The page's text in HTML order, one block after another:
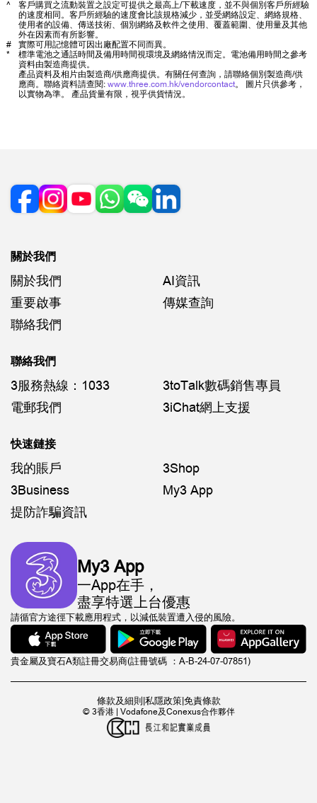
^
客戶購買之流動裝置之設定可提供之最高上/下載速度，並不與個別客戶所經驗
的速度相同。客戶所經驗的速度會比該規格減少，並受網絡設定、網絡規格、
使用者的設備、傳送技術、個別網絡及軟件之使用、覆蓋範圍、使用量及其他
外在因素而有所影響。
#
實際可用記憶體可因出廠配置不同而異。
*
標準電池之通話時間及備用時間視環境及網絡情況而定。電池備用時間之參考
資料由製造商提供。
產品資料及相片由製造商/供應商提供。有關任何查詢，請聯絡個別製造商/供
應商。聯絡資料請查閱: www.three.com.hk/vendorcontact。 圖片只供參考，
以實物為準。 產品貨量有限，視乎供貨情況。
關於我們
關於我們
AI資訊
重要啟事
傳媒查詢
聯絡我們
聯絡我們
3服務熱線：1033
3toTalk數碼銷售專員
電郵我們
3iChat網上支援
快速鏈接
我的賬戶
3Shop
3Business
My3 App
提防詐騙資訊
My3 App
一App在手，
盡享特選上台優惠
請循官方途徑下載應用程式，以減低裝置遭入侵的風險。
貴金屬及寶石A類註冊交易商(註冊號碼 ：A-B-24-07-07851)
條款及細則 私隱政策 免責條款
© 3香港 | Vodafone及Conexus合作夥伴